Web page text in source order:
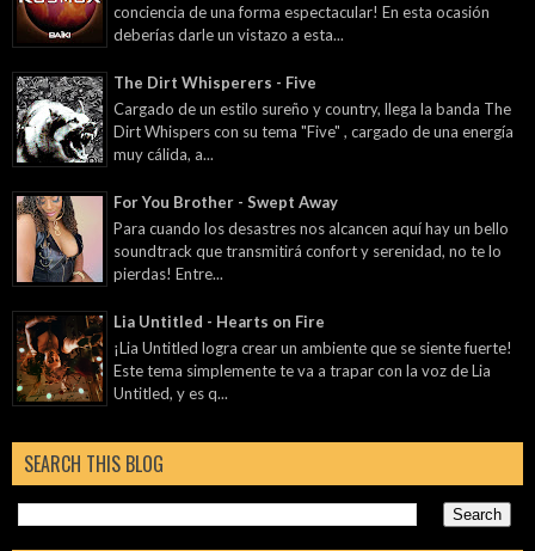
conciencia de una forma espectacular! En esta ocasión
deberías darle un vistazo a esta...
The Dirt Whisperers - Five
Cargado de un estilo sureño y country, llega la banda The
Dirt Whispers con su tema "Five" , cargado de una energía
muy cálida, a...
For You Brother - Swept Away
Para cuando los desastres nos alcancen aquí hay un bello
soundtrack que transmitirá confort y serenidad, no te lo
pierdas! Entre...
Lia Untitled - Hearts on Fire
¡Lia Untitled logra crear un ambiente que se siente fuerte!
Este tema simplemente te va a trapar con la voz de Lia
Untitled, y es q...
SEARCH THIS BLOG